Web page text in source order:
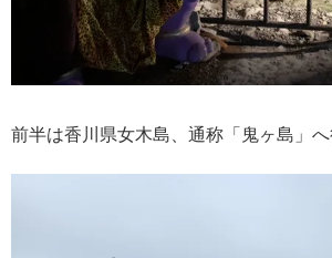
前半は香川県女木島、通称「鬼ヶ島」へ